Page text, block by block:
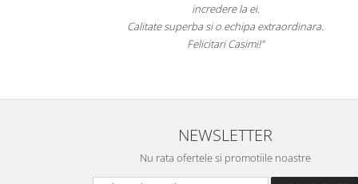
lenjeriile de pat.
Recomand cu drag si increde Casimi.ro
NEWSLETTER
Nu rata ofertele si promotiile noastre